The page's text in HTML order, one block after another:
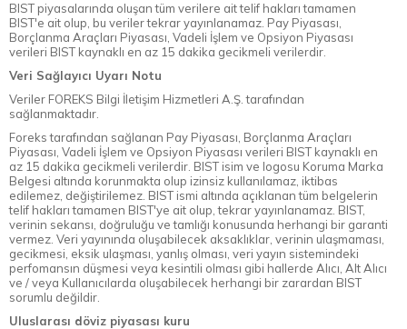
BIST piyasalarında oluşan tüm verilere ait telif hakları tamamen
BIST'e ait olup, bu veriler tekrar yayınlanamaz. Pay Piyasası,
Borçlanma Araçları Piyasası, Vadeli İşlem ve Opsiyon Piyasası
verileri BIST kaynaklı en az 15 dakika gecikmeli verilerdir.
Veri Sağlayıcı Uyarı Notu
Veriler FOREKS Bilgi İletişim Hizmetleri A.Ş. tarafından
sağlanmaktadır.
Foreks tarafından sağlanan Pay Piyasası, Borçlanma Araçları
Piyasası, Vadeli İşlem ve Opsiyon Piyasası verileri BIST kaynaklı en
az 15 dakika gecikmeli verilerdir. BIST isim ve logosu Koruma Marka
Belgesi altında korunmakta olup izinsiz kullanılamaz, iktibas
edilemez, değiştirilemez. BIST ismi altında açıklanan tüm belgelerin
telif hakları tamamen BIST'ye ait olup, tekrar yayınlanamaz. BIST,
verinin sekansı, doğruluğu ve tamlığı konusunda herhangi bir garanti
vermez. Veri yayınında oluşabilecek aksaklıklar, verinin ulaşmaması,
gecikmesi, eksik ulaşması, yanlış olması, veri yayın sistemindeki
perfomansın düşmesi veya kesintili olması gibi hallerde Alıcı, Alt Alıcı
ve / veya Kullanıcılarda oluşabilecek herhangi bir zarardan BIST
sorumlu değildir.
Uluslarası döviz piyasası kuru